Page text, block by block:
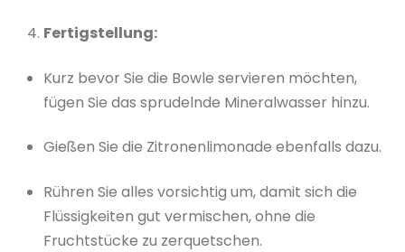
Fertigstellung:
Kurz bevor Sie die Bowle servieren möchten,
fügen Sie das sprudelnde Mineralwasser hinzu.
Gießen Sie die Zitronenlimonade ebenfalls dazu.
Rühren Sie alles vorsichtig um, damit sich die
Flüssigkeiten gut vermischen, ohne die
Fruchtstücke zu zerquetschen.